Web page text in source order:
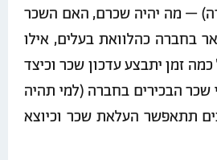
– מה יהיה שכרם, האם השכר
בחברה כהלוואת בעלים, אילו
זמן יתבצע עדכון שכר וכיצד
שכר הבכירים בחברה (למי תהיה
תתאפשר העלאת שכר וכיוצא